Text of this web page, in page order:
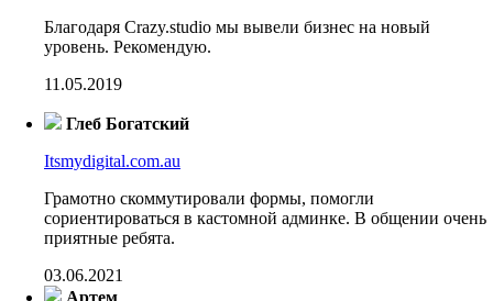
Благодаря Crazy.studio мы вывели бизнес на новый
уровень. Рекомендую.
11.05.2019
Глеб Богатский
Itsmydigital.com.au
Грамотно скоммутировали формы, помогли
сориентироваться в кастомной админке. В общении очень
приятные ребята.
03.06.2021
Артем